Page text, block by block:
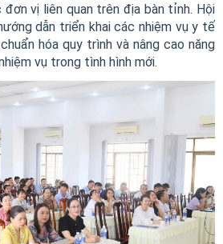
vị liên quan trên địa bàn tỉnh. Hội
dẫn triển khai các nhiệm vụ y tế
hóa quy trình và nâng cao năng
vụ trong tình hình mới.